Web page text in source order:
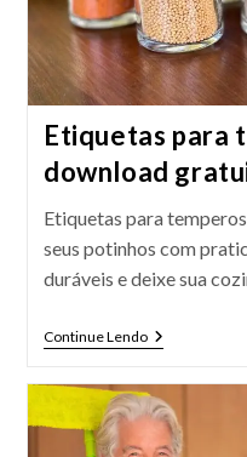
Etiquetas para
download
Etiquetas para
seus potinhos com
duráveis e deixe sua
Continue LendoEtiquetas
Para
–
Download
Gratuito